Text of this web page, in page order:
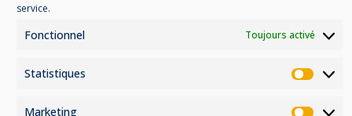
service.
Fonctionnel Toujours activé
Statistiques
Marketing
sur
produit